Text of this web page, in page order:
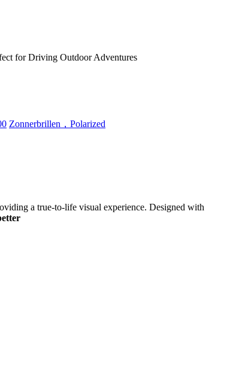
for Driving Outdoor Adventures
Zonnerbrillen，Polarized
a true-to-life visual experience. Designed with